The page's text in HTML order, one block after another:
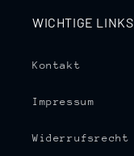
WICHTIGE LINKS
Kontakt
Impressum
Widerrufsrecht